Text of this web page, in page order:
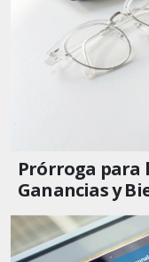
Prórroga para
Ganancias y